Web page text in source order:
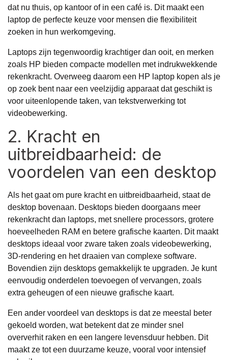
dat nu thuis, op kantoor of in een café is. Dit maakt een
laptop de perfecte keuze voor mensen die flexibiliteit
zoeken in hun werkomgeving.
Laptops zijn tegenwoordig krachtiger dan ooit, en merken
zoals HP bieden compacte modellen met indrukwekkende
rekenkracht. Overweeg daarom een HP laptop kopen als je
op zoek bent naar een veelzijdig apparaat dat geschikt is
voor uiteenlopende taken, van tekstverwerking tot
videobewerking.
2. Kracht en
uitbreidbaarheid: de
voordelen van een desktop
Als het gaat om pure kracht en uitbreidbaarheid, staat de
desktop bovenaan. Desktops bieden doorgaans meer
rekenkracht dan laptops, met snellere processors, grotere
hoeveelheden RAM en betere grafische kaarten. Dit maakt
desktops ideaal voor zware taken zoals videobewerking,
3D-rendering en het draaien van complexe software.
Bovendien zijn desktops gemakkelijk te upgraden. Je kunt
eenvoudig onderdelen toevoegen of vervangen, zoals
extra geheugen of een nieuwe grafische kaart.
Een ander voordeel van desktops is dat ze meestal beter
gekoeld worden, wat betekent dat ze minder snel
oververhit raken en een langere levensduur hebben. Dit
maakt ze tot een duurzame keuze, vooral voor intensief